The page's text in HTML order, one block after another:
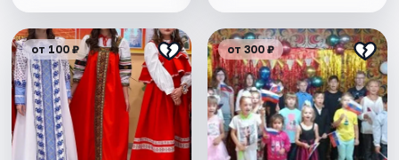
от 100 ₽ от 300 ₽